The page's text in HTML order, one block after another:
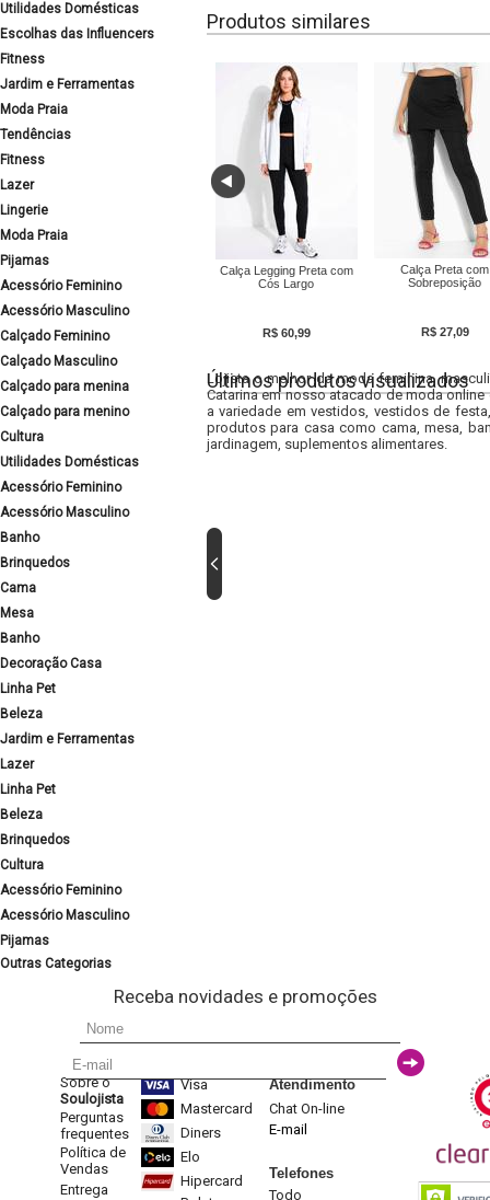
Utilidades Domésticas
Escolhas das Influencers
Fitness
Jardim e Ferramentas
Moda Praia
Tendências
Fitness
Lazer
Lingerie
Moda Praia
Pijamas
Acessório Feminino
Acessório Masculino
Calçado Feminino
Calçado Masculino
Calçado para menina
Calçado para menino
Cultura
Utilidades Domésticas
Acessório Feminino
Acessório Masculino
Banho
Brinquedos
Cama
Mesa
Banho
Decoração Casa
Linha Pet
Beleza
Jardim e Ferramentas
Lazer
Linha Pet
Beleza
Brinquedos
Cultura
Acessório Feminino
Acessório Masculino
Pijamas
Outras Categorias
Produtos similares
Calça Legging Preta com
Cós Largo
R$ 60,99
Calça Preta com
Sobreposição
R$ 27,09
Últimos produtos visualizados
Lojista o melhor da moda feminina,
Catarina em nosso atacado de moda
a variedade em vestidos, vestidos de
produtos para casa como cama, mesa,
jardinagem, suplementos alimentares.
Receba novidades e promoções
Sobre o
Soulojista
Perguntas
frequentes
Política de
Vendas
Entrega
Visa
Mastercard
Diners
Elo
Hipercard
Atendimento
Chat On-line
E-mail
Telefones
Todo